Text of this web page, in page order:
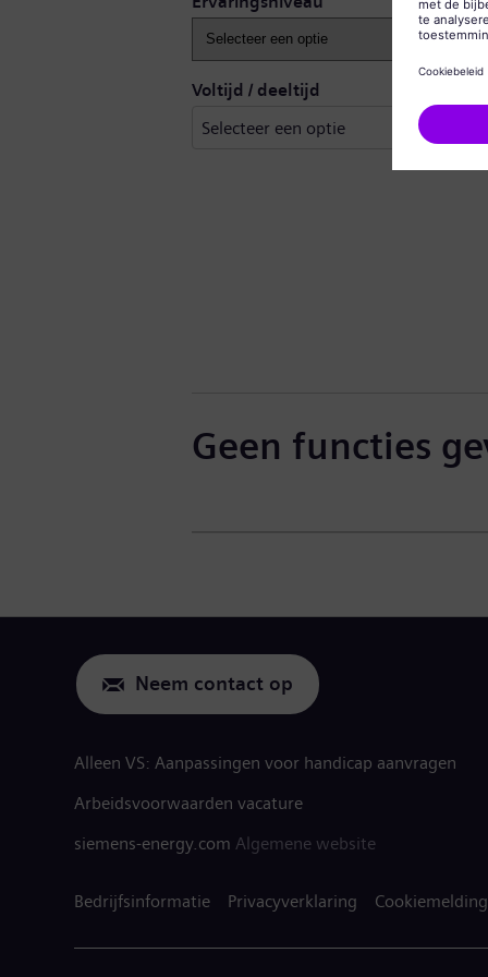
Voltijd / deeltijd
Geen functies
Neem contact op
Alleen VS: Aanpassingen voor handicap aanvragen
Arbeidsvoorwaarden vacature
siemens-energy.com Algemene website
Bedrijfsinformatie Privacyverklaring Cookiemelding